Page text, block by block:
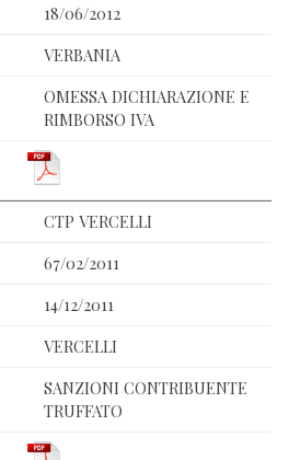
18/06/2012
VERBANIA
OMESSA DICHIARAZIONE E
RIMBORSO IVA
CTP VERCELLI
67/02/2011
14/12/2011
VERCELLI
SANZIONI CONTRIBUENTE
TRUFFATO